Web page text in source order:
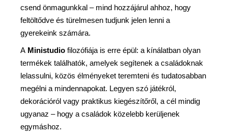
csend önmagunkkal – mind hozzájárul ahhoz, hogy
feltöltődve és türelmesen tudjunk jelen lenni a
gyerekeink számára.
A Ministudio filozófiája is erre épül: a kínálatban olyan
termékek találhatók, amelyek segítenek a családoknak
lelassulni, közös élményeket teremteni és tudatosabban
megélni a mindennapokat. Legyen szó játékról,
dekorációról vagy praktikus kiegészítőről, a cél mindig
ugyanaz – hogy a családok közelebb kerüljenek
egymáshoz.